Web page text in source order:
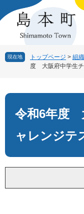
ー
ニ
本
現在地 トップページ > 組
度 大阪府中学生チ
文
令和6年度
ャレンジテ